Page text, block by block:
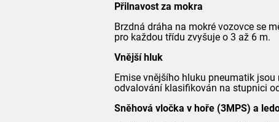
Přilnavost za mokra
Brzdná dráha na mokré vozovce se
pro každou třídu zvyšuje o 3 až 6 m.
Vnější hluk
Emise vnějšího hluku pneumatik
odvalování klasifikován na stupnici
Sněhová vločka v hoře (3MPS) a